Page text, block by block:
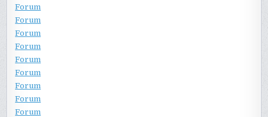
Forum
Forum
Forum
Forum
Forum
Forum
Forum
Forum
Forum